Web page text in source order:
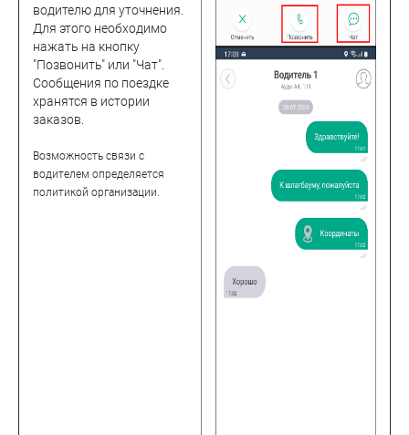
водителю для уточнения.
Для этого необходимо
нажать на кнопку
"Позвонить" или "Чат".
Сообщения по поездке
хранятся в истории
заказов.
Возможность связи с
водителем определяется
политикой организации.